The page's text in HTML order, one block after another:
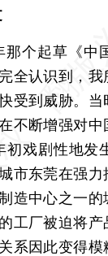
起草《中
全认识到，
受到威胁。当
不断增强对
戏剧性地发
市东莞在强
造中心之一
工厂被迫将
系因此变得